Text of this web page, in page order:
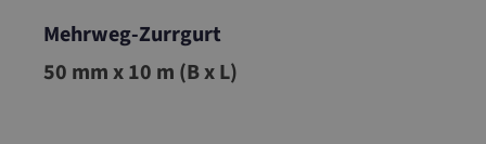
Mehrweg-Zurrgurt
08.MZEP52101MG
50 mm x 10 m (B x L)